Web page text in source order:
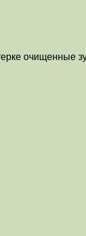
очищенные